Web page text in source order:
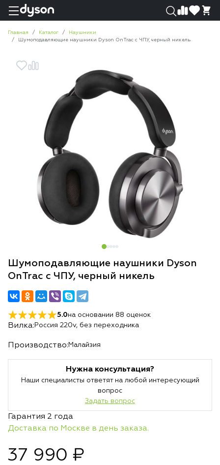
Главная Каталог
Наушники
Шумоподавляющие наушники Dyson OnTrac с ЧПУ, черный никель
Шумоподавляющие наушники Dyson
OnTrac с ЧПУ, черный никель
5.0на основании 88 оценок
Вилка: Россия 220v, без переходника
Производство: Малайзия
Нужна консультация?
Наши специалисты ответят на любой интересующий
вопрос
Задать вопрос
Гарантия 2 года
Доставка по Москве в день заказа.
37 990 ₽